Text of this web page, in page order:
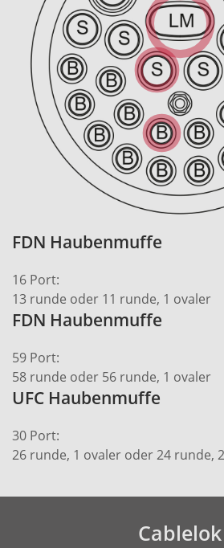
FDN Haubenmuffe
16 Port:
13 runde oder 11 runde, 1 ovaler
FDN Haubenmuffe
59 Port:
58 runde oder 56 runde, 1 ovaler
UFC Haubenmuffe
30 Port:
26 runde, 1 ovaler oder 24 runde,
Cablelok